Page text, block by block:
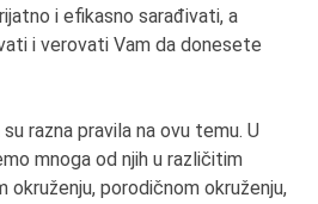
i efikasno sarađivati, a
i verovati Vam da donesete
razna pravila na ovu temu. U
mnoga od njih u različitim
okruženju, porodičnom okruženju,